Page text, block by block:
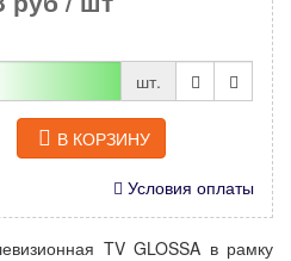
шт.
В КОРЗИНУ
Условия оплаты
TV GLOSSA в рамку